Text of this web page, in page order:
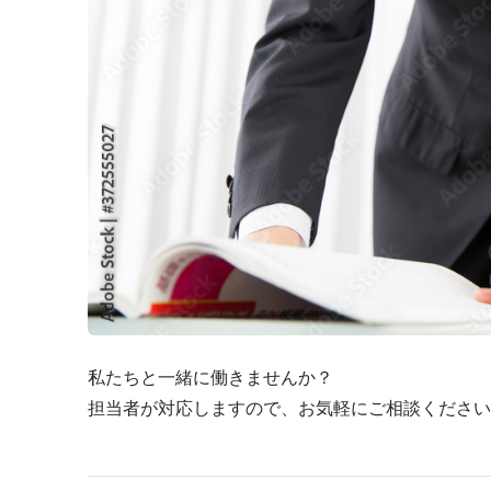
私たちと一緒に働きませんか？
担当者が対応しますので、お気軽にご相談くださ